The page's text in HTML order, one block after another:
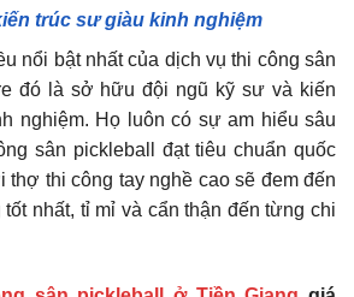
trúc sư giàu kinh nghiệm
nổi bật nhất của dịch vụ thi công sân
đó là sở hữu đội ngũ kỹ sư và kiến
nghiệm. Họ luôn có sự am hiểu sâu
sân pickleball đạt tiêu chuẩn quốc
thợ thi công tay nghề cao sẽ đem đến
nhất, tỉ mỉ và cẩn thận đến từng chi